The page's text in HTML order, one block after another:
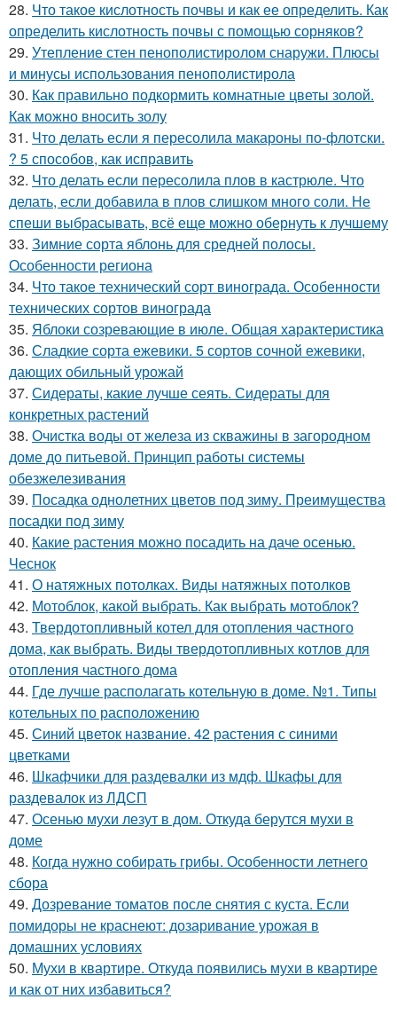
28. Что такое кислотность почвы и как ее определить. Как
определить кислотность почвы с помощью сорняков?
29. Утепление стен пенополистиролом снаружи. Плюсы
и минусы использования пенополистирола
30. Как правильно подкормить комнатные цветы золой.
Как можно вносить золу
31. Что делать если я пересолила макароны по-флотски.
? 5 способов, как исправить
32. Что делать если пересолила плов в кастрюле. Что
делать, если добавила в плов слишком много соли. Не
спеши выбрасывать, всё еще можно обернуть к лучшему
33. Зимние сорта яблонь для средней полосы.
Особенности региона
34. Что такое технический сорт винограда. Особенности
технических сортов винограда
35. Яблоки созревающие в июле. Общая характеристика
36. Сладкие сорта ежевики. 5 сортов сочной ежевики,
дающих обильный урожай
37. Сидераты, какие лучше сеять. Сидераты для
конкретных растений
38. Очистка воды от железа из скважины в загородном
доме до питьевой. Принцип работы системы
обезжелезивания
39. Посадка однолетних цветов под зиму. Преимущества
посадки под зиму
40. Какие растения можно посадить на даче осенью.
Чеснок
41. О натяжных потолках. Виды натяжных потолков
42. Мотоблок, какой выбрать. Как выбрать мотоблок?
43. Твердотопливный котел для отопления частного
дома, как выбрать. Виды твердотопливных котлов для
отопления частного дома
44. Где лучше располагать котельную в доме. №1. Типы
котельных по расположению
45. Синий цветок название. 42 растения с синими
цветками
46. Шкафчики для раздевалки из мдф. Шкафы для
раздевалок из ЛДСП
47. Осенью мухи лезут в дом. Откуда берутся мухи в
доме
48. Когда нужно собирать грибы. Особенности летнего
сбора
49. Дозревание томатов после снятия с куста. Если
помидоры не краснеют: дозаривание урожая в
домашних условиях
50. Мухи в квартире. Откуда появились мухи в квартире
и как от них избавиться?